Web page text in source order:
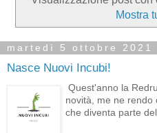
Mostra
martedì 5 ottobre 2021
Nasce Nuovi Incubi!
Quest'anno la
novità, me ne
che diventa parte